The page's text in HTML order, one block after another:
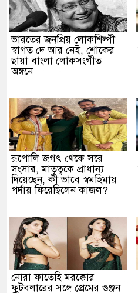
ভারতের জনপ্রিয় লোকশিল্পী
স্বাগত দে আর নেই, শোকের
ছায়া বাংলা লোকসংগীত
অঙ্গনে
রূপোলি জগৎ থেকে সরে
সংসার, মাতৃত্বকে প্রাধান্য
দিয়েছেন, কী ভাবে স্বমহিমায়
পর্দায় ফিরেছিলেন কাজল?
নোরা ফাতেহি মরক্কোর
ফুটবলারের সঙ্গে প্রেমের গুঞ্জন